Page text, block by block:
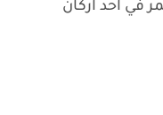
في احد اركان